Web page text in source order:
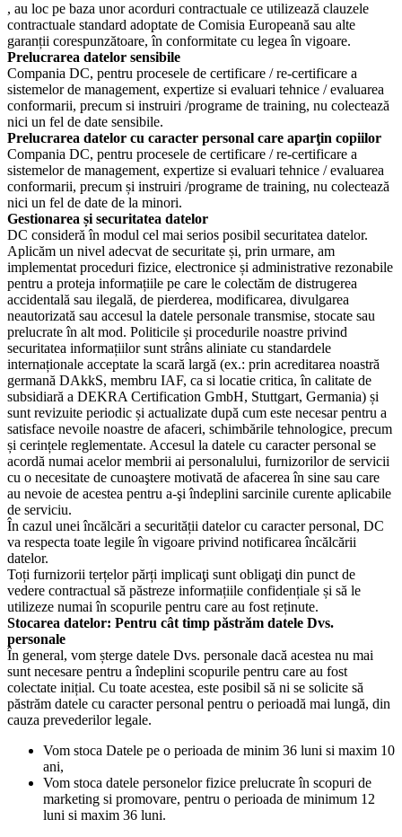
, au loc pe baza unor acorduri contractuale ce utilizează clauzele
contractuale standard adoptate de Comisia Europeană sau alte
garanții corespunzătoare, în conformitate cu legea în vigoare.
Prelucrarea datelor sensibile
Compania DC, pentru procesele de certificare / re-certificare a
sistemelor de management, expertize si evaluari tehnice / evaluarea
conformarii, precum si instruiri /programe de training, nu colectează
nici un fel de date sensibile.
Prelucrarea datelor cu caracter personal care aparţin copiilor
Compania DC, pentru procesele de certificare / re-certificare a
sistemelor de management, expertize si evaluari tehnice / evaluarea
conformarii, precum și instruiri /programe de training, nu colectează
nici un fel de date de la minori.
Gestionarea și securitatea datelor
DC consideră în modul cel mai serios posibil securitatea datelor.
Aplicăm un nivel adecvat de securitate și, prin urmare, am
implementat proceduri fizice, electronice și administrative rezonabile
pentru a proteja informațiile pe care le colectăm de distrugerea
accidentală sau ilegală, de pierderea, modificarea, divulgarea
neautorizată sau accesul la datele personale transmise, stocate sau
prelucrate în alt mod. Politicile și procedurile noastre privind
securitatea informațiilor sunt strâns aliniate cu standardele
internaționale acceptate la scară largă (ex.: prin acreditarea noastră
germană DAkkS, membru IAF, ca si locatie critica, în calitate de
subsidiară a DEKRA Certification GmbH, Stuttgart, Germania) și
sunt revizuite periodic și actualizate după cum este necesar pentru a
satisface nevoile noastre de afaceri, schimbările tehnologice, precum
și cerințele reglementate. Accesul la datele cu caracter personal se
acordă numai acelor membrii ai personalului, furnizorilor de servicii
cu o necesitate de cunoaştere motivată de afacerea în sine sau care
au nevoie de acestea pentru a-şi îndeplini sarcinile curente aplicabile
de serviciu.
În cazul unei încălcări a securității datelor cu caracter personal, DC
va respecta toate legile în vigoare privind notificarea încălcării
datelor.
Toți furnizorii terțelor părți implicaţi sunt obligaţi din punct de
vedere contractual să păstreze informațiile confidențiale și să le
utilizeze numai în scopurile pentru care au fost reținute.
Stocarea datelor: Pentru cât timp păstrăm datele Dvs.
personale
În general, vom șterge datele Dvs. personale dacă acestea nu mai
sunt necesare pentru a îndeplini scopurile pentru care au fost
colectate inițial. Cu toate acestea, este posibil să ni se solicite să
păstrăm datele cu caracter personal pentru o perioadă mai lungă, din
cauza prevederilor legale.
Vom stoca Datele pe o perioada de minim 36 luni si maxim 10
ani,
Vom stoca datele personelor fizice prelucrate în scopuri de
marketing si promovare, pentru o perioada de minimum 12
luni si maxim 36 luni.